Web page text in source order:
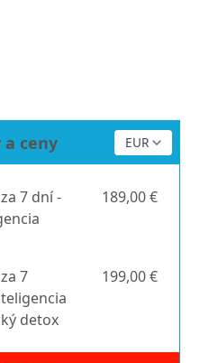
a ceny
7 dní -
189,00 €
7
detox
199,00 €